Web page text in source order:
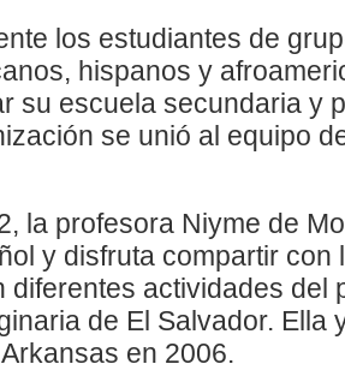
los estudiantes de
hispanos y
su escuela secundaria y
se unió al equipo
la profesora Niyme de
y disfruta compartir
diferentes actividades del
de El Salvador. Ella
en 2006.